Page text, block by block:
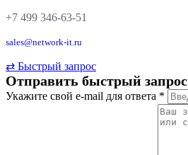
+7 499 346-63-51
sales@network-it.ru
⇄ Быстрый запрос
Отправить быстрый запрос
Укажите свой e-mail для ответа *